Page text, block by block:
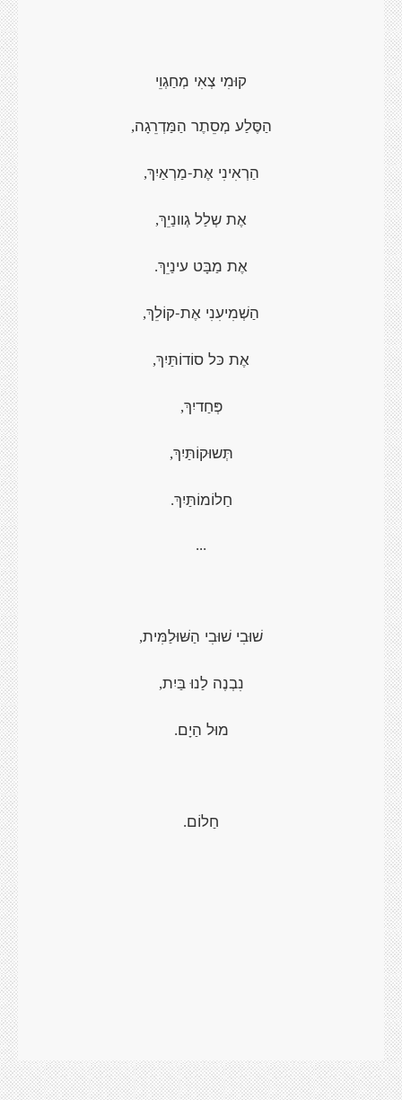
קוּמִי צְאִי מְחַגְוֵי
הַסֶּלַע מְסֵתֶר הַמַּדְרֵגָה,
הַרְאִינִי אֶת-מַרְאַיִךְ,
אֶת שְלַל גְוונַיֵךְ,
אֶת מַבָּט עינַיֵךְ.
הַשְׁמִיעִנִי אֶת-קוֹלֵךְ,
אֶת כּל סוֹדוֹתַּיִךְ,
פְּחַדיִךְ,
תְּשוּקוֹתַּיִךְ,
חַלוֹמוֹתַּיִךְ.
...
שׁוּבִי שׁוּבִי הַשּׁוּלַמִּית,
נִבְנֶה לַנוּ בַּיִת,
מוּל הַיָם.
חַלוֹם.